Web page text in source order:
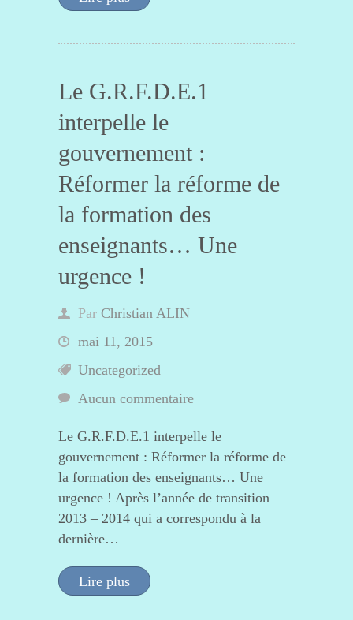
Le G.R.F.D.E.1
interpelle le
gouvernement :
Réformer la réforme de
la formation des
enseignants… Une
urgence !
Par Christian ALIN
mai 11, 2015
Uncategorized
Aucun commentaire
Le G.R.F.D.E.1 interpelle le
gouvernement : Réformer la réforme de
la formation des enseignants… Une
urgence ! Après l’année de transition
2013 – 2014 qui a correspondu à la
dernière…
Lire plus